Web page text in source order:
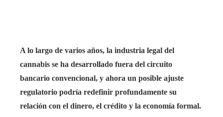
A lo largo de varios años, la industria legal del
cannabis se ha desarrollado fuera del circuito
bancario convencional, y ahora un posible ajuste
regulatorio podría redefinir profundamente su
relación con el dinero, el crédito y la economía formal.